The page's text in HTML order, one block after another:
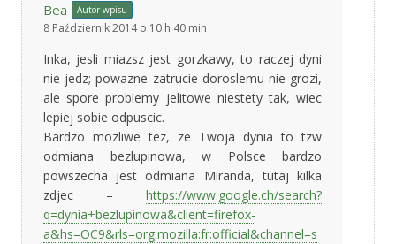
Bea Autor wpisu
8 Październik 2014 o 10 h 40 min
Inka, jesli miazsz jest gorzkawy, to raczej dyni
nie jedz; powazne zatrucie doroslemu nie grozi,
ale spore problemy jelitowe niestety tak, wiec
lepiej sobie odpuscic.
Bardzo mozliwe tez, ze Twoja dynia to tzw
odmiana bezlupinowa, w Polsce bardzo
powszecha jest odmiana Miranda, tutaj kilka
zdjec – https://www.google.ch/search?
q=dynia+bezlupinowa&client=firefox-
a&hs=OC9&rls=org.mozilla:fr:official&channel=s